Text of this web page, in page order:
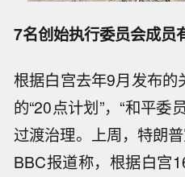
7名创始执行委员会成员
根据白宫去年9月发布
的“20点计划”，“和平委
过渡治理。上周，特朗普
BBC报道称，根据白宫